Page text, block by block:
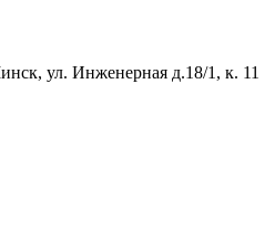
ул. Инженерная д.18/1, к. 11